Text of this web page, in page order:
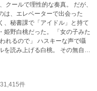
クールで理性的な奏真。 だが、
は、エレベーターで出会った
、秘書課で「アイドル」と持て
姫野白桃だった。 「女の子みた
るので」 ハスキーな声で囁
を読み上げる白桃。 その無自覚
少しずつ崩され始める。 一
務の「ふとした隙」に、自分
モチ
な？」 御影（ミカゲ）ブランド
件